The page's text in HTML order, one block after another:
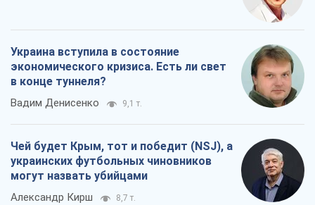
Украина вступила в состояние
экономического кризиса. Есть ли свет
в конце туннеля?
Вадим Денисенко 9,1 т.
Чей будет Крым, тот и победит (NSJ), а
украинских футбольных чиновников
могут назвать убийцами
Александр Кирш 8,7 т.